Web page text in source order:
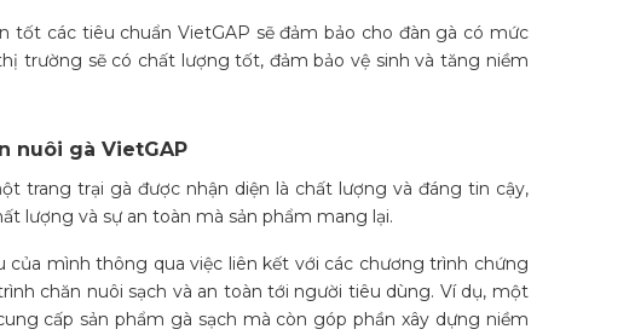
tốt các tiêu chuẩn VietGAP sẽ đảm bảo cho đàn gà có mức
trường sẽ có chất lượng tốt, đảm bảo vệ sinh và tăng niềm
nuôi gà VietGAP
trang trại gà được nhận diện là chất lượng và đáng tin cậy,
lượng và sự an toàn mà sản phẩm mang lại.
của mình thông qua việc liên kết với các chương trình chứng
chăn nuôi sạch và an toàn tới người tiêu dùng. Ví dụ, một
cấp sản phẩm gà sạch mà còn góp phần xây dựng niềm